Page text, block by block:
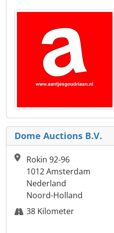
Dome Auctions B.V.
Rokin 92-96
1012 Amsterdam
Nederland
Noord-Holland
38 Kilometer